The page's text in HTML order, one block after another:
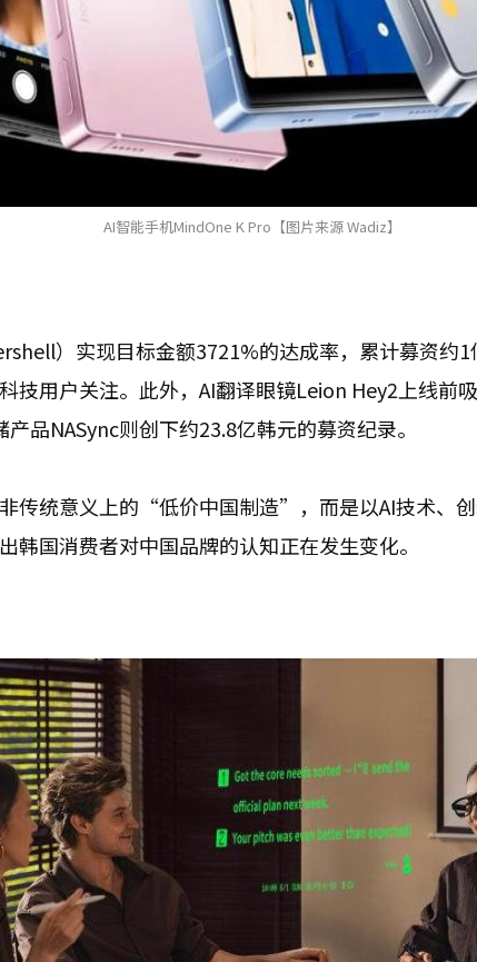
AI智能手机MindOne K Pro【图片来源 Wadiz】
）实现目标金额3721%的达成率，累计募资约
技用户关注。此外，AI翻译眼镜Leion Hey2上线前
品NASync则创下约23.8亿韩元的募资纪录。
传统意义上的“低价中国制造”，而是以AI技术、
韩国消费者对中国品牌的认知正在发生变化。